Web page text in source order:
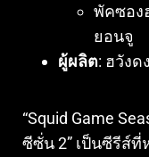
พัคซอง
ยอนจู
ผู้ผลิต: ฮวังด
“Squid Game
ซีซั่น 2” เป็นซีรีส์